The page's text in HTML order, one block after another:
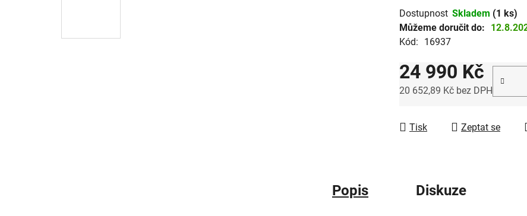
Dostupnost Skladem (1 ks)
Můžeme doručit do:
Kód:
16937
24 990 Kč
20 652,89 Kč bez DPH
Tisk Zeptat se
Popis Diskuze